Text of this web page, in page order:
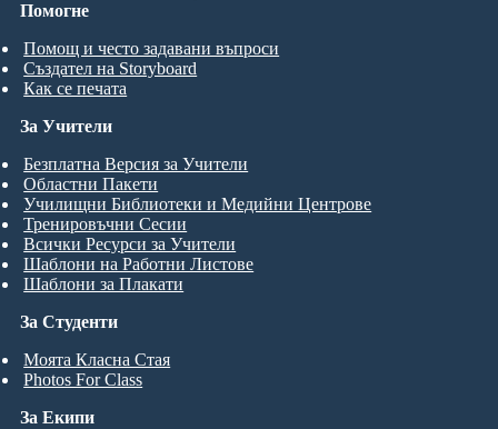
Помогне
Помощ и често задавани въпроси
Създател на Storyboard
Как се печата
За Студенти
Моята Класна Стая
Photos For Class
За Учители
Безплатна Версия за Учители
Областни Пакети
Училищни Библиотеки и Медийни Центрове
Тренировъчни Сесии
Всички Ресурси за Учители
Шаблони на Работни Листове
Шаблони за Плакати
За Екипи